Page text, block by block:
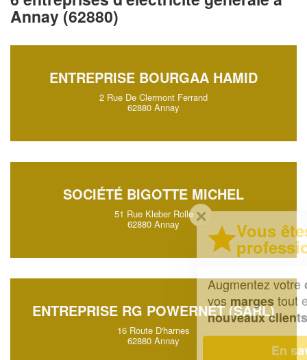
Annay (62880)
ENTREPRISE BOURGAA HAMID
2 Rue De Clermont Ferrand
62880 Annay
SOCIÉTÉ BIGOTTE MICHEL
51 Rue Kleber Rolle
62880 Annay
ENTREPRISE RG POWERNET (SARL)
16 Route D'harnes
62880 Annay
Vous êtes un
professionnel ?
Augmentez votrechiffre d'affaireset
tout en gagnant de
nouveaux clients!
En savoir plus